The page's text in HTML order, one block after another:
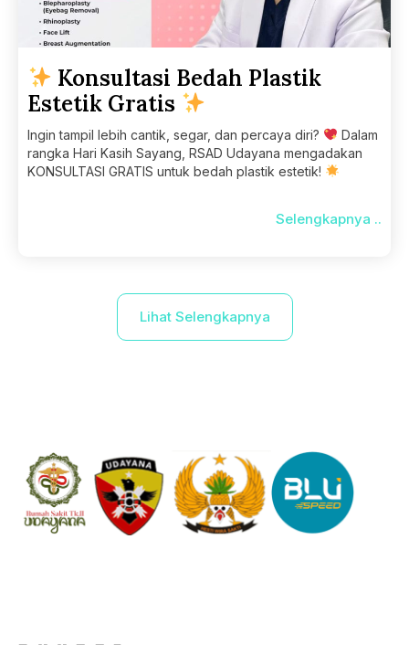
Konsultasi Bedah Plastik
Estetik Gratis
Ingin tampil lebih cantik, segar, dan percaya diri?
Dalam
rangka Hari Kasih Sayang, RSAD Udayana mengadakan
KONSULTASI GRATIS untuk bedah plastik estetik!
Selengkapnya ..
Lihat Selengkapnya